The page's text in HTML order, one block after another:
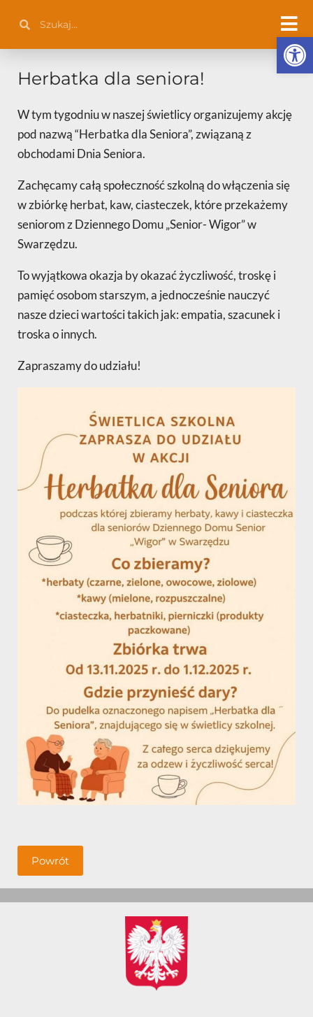
treści
Herbatka dla seniora!
W tym tygodniu w naszej świetlicy organizujemy akcję
pod nazwą “Herbatka dla Seniora”, związaną z
obchodami Dnia Seniora.
Zachęcamy całą społeczność szkolną do włączenia się
w zbiórkę herbat, kaw, ciasteczek, które przekażemy
seniorom z Dziennego Domu „Senior- Wigor” w
Swarzędzu.
To wyjątkowa okazja by okazać życzliwość, troskę i
pamięć osobom starszym, a jednocześnie nauczyć
nasze dzieci wartości takich jak: empatia, szacunek i
troska o innych.
Zapraszamy do udziału!
Powrót